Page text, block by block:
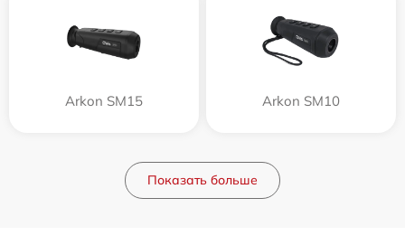
Arkon SM15 Arkon SM10
Показать больше